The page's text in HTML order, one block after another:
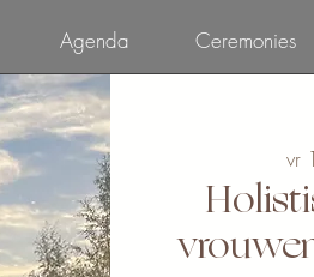
vr
Agenda Ceremonies